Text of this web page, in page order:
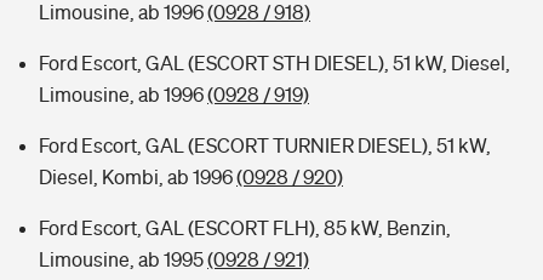
Limousine, ab 1996(0928 / 918)
Ford Escort, GAL (ESCORT STH DIESEL), 51 kW, Diesel,
Limousine, ab 1996(0928 / 919)
Ford Escort, GAL (ESCORT TURNIER DIESEL), 51 kW,
Diesel, Kombi, ab 1996(0928 / 920)
Ford Escort, GAL (ESCORT FLH), 85 kW, Benzin,
Limousine, ab 1995(0928 / 921)